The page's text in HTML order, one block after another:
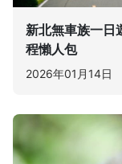
新北無車族一日
程懶人包
2026年01月14日